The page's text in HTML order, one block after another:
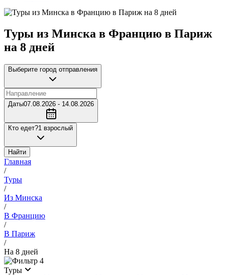
Туры из Минска в Францию в Париж
на 8 дней
Выберите город отправления
Даты07.08.2026 - 14.08.2026
Кто едет?1 взрослый
Найти
Главная
/
Туры
/
Из Минска
/
В Францию
/
В Париж
/
На 8 дней
4
Туры